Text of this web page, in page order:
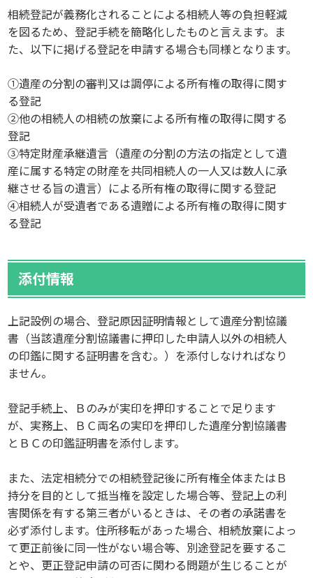
相続登記が義務化されることによる相続人等の負担軽減
を図るため、登記手続を簡略化したものと言えます。ま
た、以下に掲げる登記を申請する場合も同様となります。
①遺産の分割の審判又は調停による所有権の取得に関す
る登記
②他の相続人の相続の放棄による所有権の取得に関する
登記
③特定財産承継遺言（遺産の分割の方法の指定として遺
産に属する特定の財産を共同相続人の一人又は数人に承
継させる旨の遺言）による所有権の取得に関する登記
④相続人が受遺者である遺贈による所有権の取得に関す
る登記
添付情報
上記設例の場合、登記原因証明情報として遺産分割協議
書（当該遺産分割協議書に押印した申請人以外の相続人
の印鑑に関する証明書を含む。）を添付しなければなり
ません。
登記手続上、Ｂのみが実印を押印することで足ります
が、実務上、ＢＣ両名の実印を押印した遺産分割協議書
とＢＣの印鑑証明書を添付します。
また、法定相続分での相続登記後に所有権全体またはＢ
持分を目的として抵当権を設定した場合等、登記上の利
害関係を有する第三者がいるときは、その者の承諾書を
必ず添付します。住所移転があった場合、相続放棄によっ
て更正前後に同一性がない場合等、別途登記を要するこ
とや、更正登記申請の可否に関わる問題が生じることが